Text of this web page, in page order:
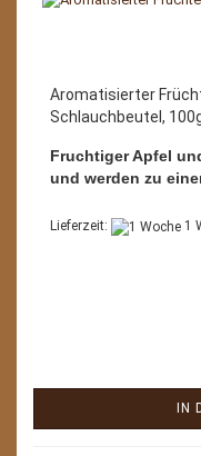
Aromatisierter
Schlauchbeutel,
Fruchtiger Apfel
und werden zu
Lieferzeit: 1
IN